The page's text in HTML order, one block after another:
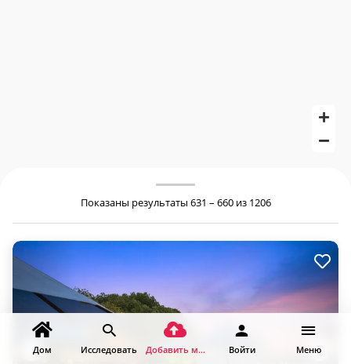
Показаны результаты 631 – 660 из 1206
Дом Исследовать Добавить место Войти Меню